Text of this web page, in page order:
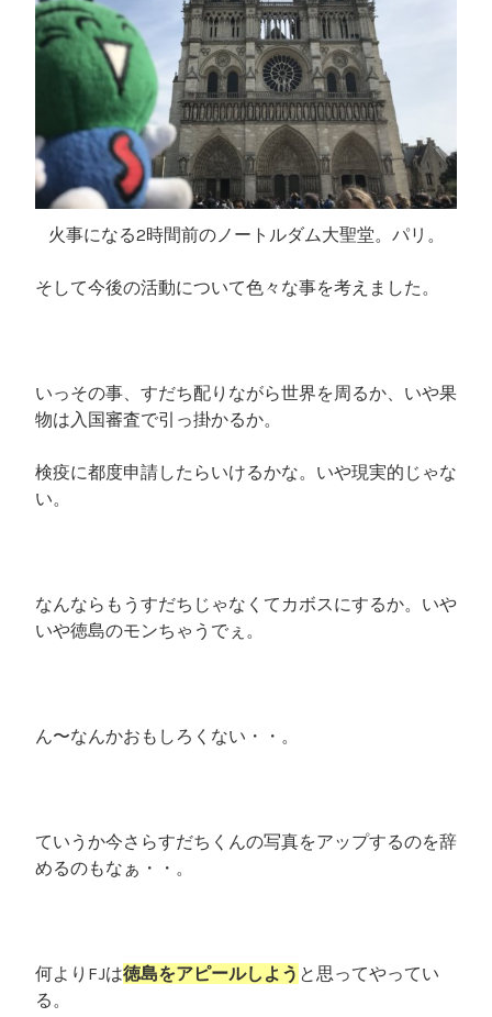
火事になる2時間前のノートルダム大聖堂。パリ。
そして今後の活動について色々な事を考えました。
いっその事、すだち配りながら世界を周るか、いや果
物は入国審査で引っ掛かるか。
検疫に都度申請したらいけるかな。いや現実的じゃな
い。
なんならもうすだちじゃなくてカボスにするか。いや
いや徳島のモンちゃうでぇ。
ん〜なんかおもしろくない・・。
ていうか今さらすだちくんの写真をアップするのを辞
めるのもなぁ・・。
何よりFJは徳島をアピールしよう と思ってやってい
る。